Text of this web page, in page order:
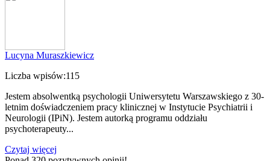
Lucyna Muraszkiewicz
Liczba wpisów:115
Jestem absolwentką psychologii Uniwersytetu Warszawskiego z 30-
letnim doświadczeniem pracy klinicznej w Instytucie Psychiatrii i
Neurologii (IPiN). Jestem autorką programu oddziału
psychoterapeuty...
Czytaj więcej